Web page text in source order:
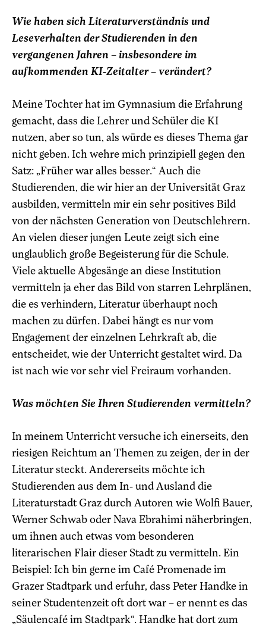
Wie haben sich Literaturverständnis und
Leseverhalten der Studierenden in den
vergangenen Jahren – insbesondere im
aufkommenden KI-Zeitalter – verändert?
Meine Tochter hat im Gymnasium die Erfahrung
gemacht, dass die Lehrer und Schüler die KI
nutzen, aber so tun, als würde es dieses Thema gar
nicht geben. Ich wehre mich prinzipiell gegen den
Satz: „Früher war alles besser.“ Auch die
Studierenden, die wir hier an der Universität Graz
ausbilden, vermitteln mir ein sehr positives Bild
von der nächsten Generation von Deutschlehrern.
An vielen dieser jungen Leute zeigt sich eine
unglaublich große Begeisterung für die Schule.
Viele aktuelle Abgesänge an diese Institution
vermitteln ja eher das Bild von starren Lehrplänen,
die es verhindern, Literatur überhaupt noch
machen zu dürfen. Dabei hängt es nur vom
Engagement der einzelnen Lehrkraft ab, die
entscheidet, wie der Unterricht gestaltet wird. Da
ist nach wie vor sehr viel Freiraum vorhanden.
Was möchten Sie Ihren Studierenden vermitteln?
In meinem Unterricht versuche ich einerseits, den
riesigen Reichtum an Themen zu zeigen, der in der
Literatur steckt. Andererseits möchte ich
Studierenden aus dem In- und Ausland die
Literaturstadt Graz durch Autoren wie Wolfi Bauer,
Werner Schwab oder Nava Ebrahimi näherbringen,
um ihnen auch etwas vom besonderen
literarischen Flair dieser Stadt zu vermitteln. Ein
Beispiel: Ich bin gerne im Café Promenade im
Grazer Stadtpark und erfuhr, dass Peter Handke in
seiner Studentenzeit oft dort war – er nennt es das
„Säulencafé im Stadtpark“. Handke hat dort zum